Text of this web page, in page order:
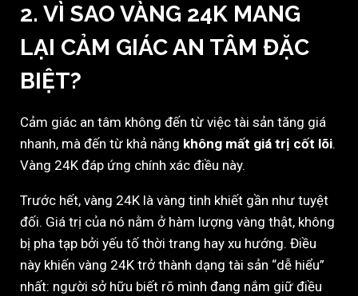
2. VÌ SAO VÀNG 24K MANG
LẠI CẢM GIÁC AN TÂM ĐẶC
BIỆT?
Cảm giác an tâm không đến từ việc tài sản tăng giá
nhanh, mà đến từ khả năng không mất giá trị cốt lõi.
Vàng 24K đáp ứng chính xác điều này.
Trước hết, vàng 24K là vàng tinh khiết gần như tuyệt
đối. Giá trị của nó nằm ở hàm lượng vàng thật, không
bị pha tạp bởi yếu tố thời trang hay xu hướng. Điều
này khiến vàng 24K trở thành dạng tài sản “dễ hiểu”
nhất: người sở hữu biết rõ mình đang nắm giữ điều